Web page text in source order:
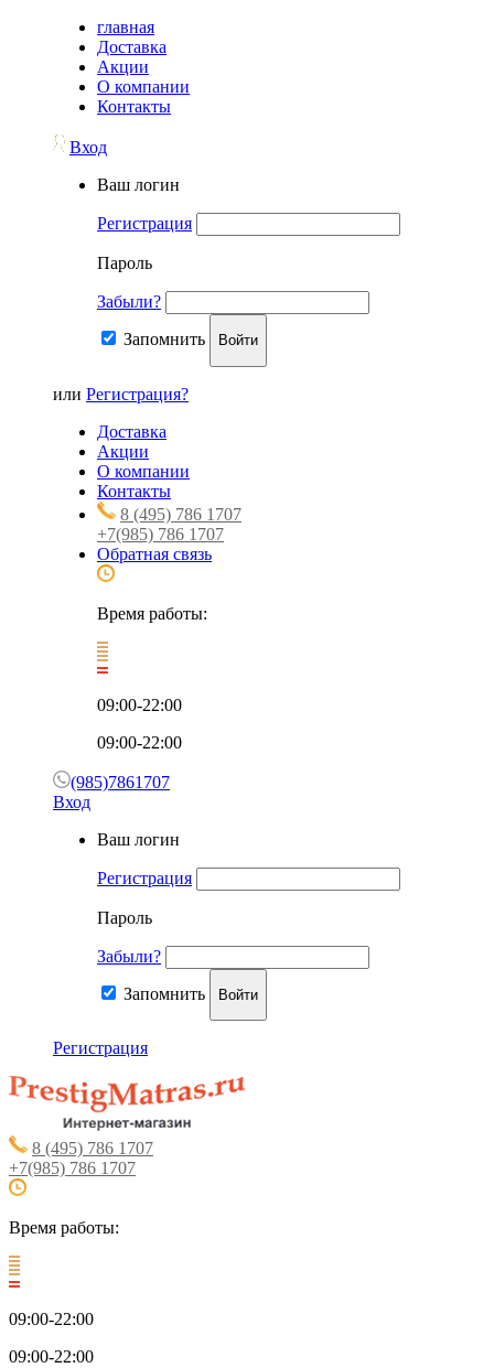
главная
Доставка
Акции
О компании
Контакты
Вход
Ваш логин
Регистрация
Пароль
Забыли?
Запомнить Войти
или Регистрация?
Доставка
Акции
О компании
Контакты
8 (495) 786 1707
+7(985) 786 1707
Обратная связь
Время работы:
09:00-22:00
09:00-22:00
(985)7861707
Вход
Ваш логин
Регистрация
Пароль
Забыли?
Запомнить Войти
Регистрация
8 (495) 786 1707
+7(985) 786 1707
Время работы:
09:00-22:00
09:00-22:00